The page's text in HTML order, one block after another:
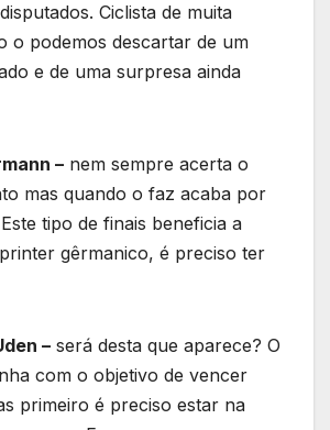
Ciclista de muita
o podemos descartar de um
e de uma surpresa ainda
– nem sempre acerta o
mas quando o faz acaba por
tipo de finais beneficia a
gêrmanico, é preciso ter
– será desta que aparece? O
com o objetivo de vencer
primeiro é preciso estar na